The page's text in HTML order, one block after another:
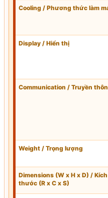
Cooling / Phương thức làm
Display / Hiển thị
Communication / Truyền
Weight / Trọng lượng
Dimensions (W x H x D) / Kích
thước (R x C x S)